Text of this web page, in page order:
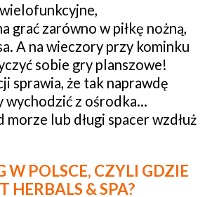
grać zarówno w piłkę nożną,
A na wieczory przy kominku
sobie gry planszowe!
sprawia, że tak naprawdę
wychodzić z ośrodka…
morze lub długi spacer wzdłuż
W POLSCE, CZYLI GDZIE
HERBALS & SPA?